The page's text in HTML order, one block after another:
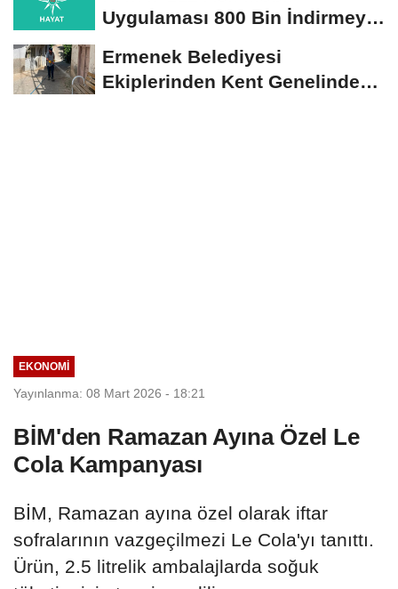
Uygulaması 800 Bin İndirmeyi
Ermenek Belediyesi
Ekiplerinden Kent Genelinde
EKONOMI
Yayınlanma: 08 Mart 2026 - 18:21
BİM'den Ramazan Ayına Özel Le
Cola Kampanyası
BİM, Ramazan ayına özel olarak iftar
sofralarının vazgeçilmezi Le Cola'yı tanıttı.
Ürün, 2.5 litrelik ambalajlarda soğuk